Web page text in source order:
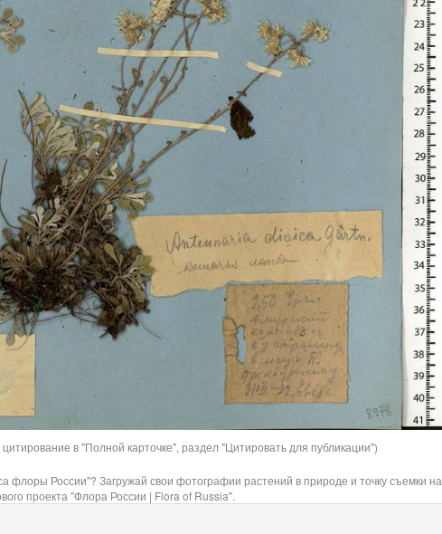
в "Полной карточке", раздел "Цитировать для публикации")
флоры России"? Загружай свои фотографии растений в природе и точку съемки на
проекта "Флора России | Flora of Russia".